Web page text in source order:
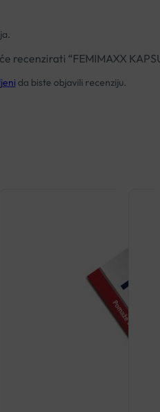
recenzirati “FEMIMAXX
da biste objavili recenziju.